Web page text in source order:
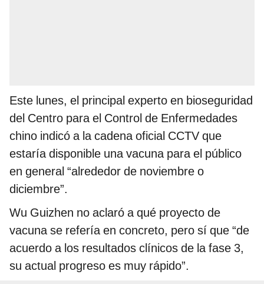
Este lunes, el principal experto en bioseguridad
del Centro para el Control de Enfermedades
chino indicó a la cadena oficial CCTV que
estaría disponible una vacuna para el público
en general “alrededor de noviembre o
diciembre”.
Wu Guizhen no aclaró a qué proyecto de
vacuna se refería en concreto, pero sí que “de
acuerdo a los resultados clínicos de la fase 3,
su actual progreso es muy rápido”.